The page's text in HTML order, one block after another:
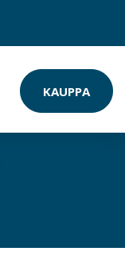
KAUPPA